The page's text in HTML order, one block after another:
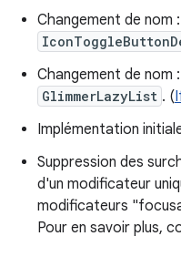
Changement de nom :
Changement de nom
GlimmerLazyList . (
Implémentation
Suppression des
d'un modificateur
modificateurs
Pour en savoir plus,